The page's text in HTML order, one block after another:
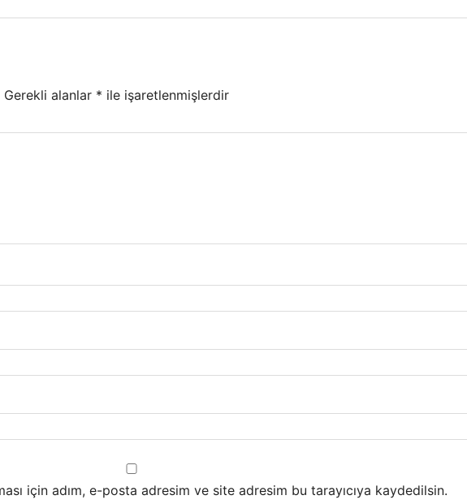
Gerekli alanlar * ile işaretlenmişlerdir
için adım, e-posta adresim ve site adresim bu tarayıcıya kaydedilsin.